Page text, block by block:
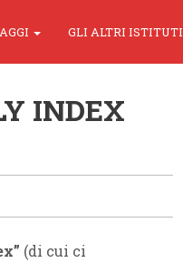
GLI ALTRI ISTITUTI
INDEX
(di cui ci